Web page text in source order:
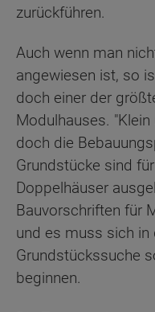
zurückführen.
Auch wenn man
angewiesen ist, so
doch einer der
Modulhauses.
doch die
Grundstücke sind
Doppelhäuser
Bauvorschriften für
und es muss sich in
Grundstückssuche
beginnen.